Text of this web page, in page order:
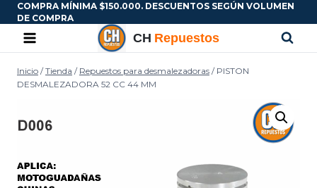
COMPRA MÍNIMA $150.000. DESCUENTOS SEGÚN VOLUMEN
DE COMPRA
Inicio / Tienda / Repuestos para desmalezadoras / PISTON
DESMALEZADORA 52 CC 44 MM